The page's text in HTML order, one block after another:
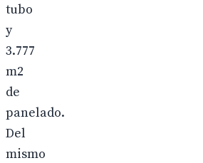
tubo
y
3.777
m2
de
panelado.
Del
mismo